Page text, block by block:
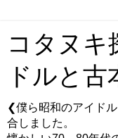
コタヌ
ドルと古
❮僕ら昭和のアイド
合しました。